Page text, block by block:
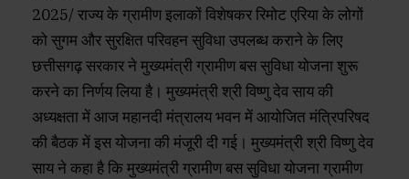
2025/ राज्य के ग्रामीण इलाकों विशेषकर रिमोट एरिया के लोगों
को सुगम और सुरक्षित परिवहन सुविधा उपलब्ध कराने के लिए
छत्तीसगढ़ सरकार ने मुख्यमंत्री ग्रामीण बस सुविधा योजना शुरू
करने का निर्णय लिया है। मुख्यमंत्री श्री विष्णु देव साय की
अध्यक्षता में आज महानदी मंत्रालय भवन में आयोजित मंत्रिपरिषद
की बैठक में इस योजना की मंजूरी दी गई। मुख्यमंत्री श्री विष्णु देव
साय ने कहा है कि मुख्यमंत्री ग्रामीण बस सुविधा योजना ग्रामीण